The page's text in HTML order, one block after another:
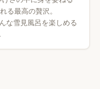
る最高の贅沢。
な雪見風呂を楽しめる